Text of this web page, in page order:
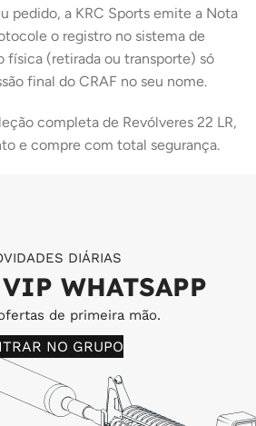
pedido, a KRC Sports emite a Nota
o registro no sistema de
física (retirada ou transporte) só
final do CRAF no seu nome.
completa de Revólveres 22 LR,
e compre com total segurança.
DIÁRIAS
WHATSAPP
de primeira mão.
NO GRUPO